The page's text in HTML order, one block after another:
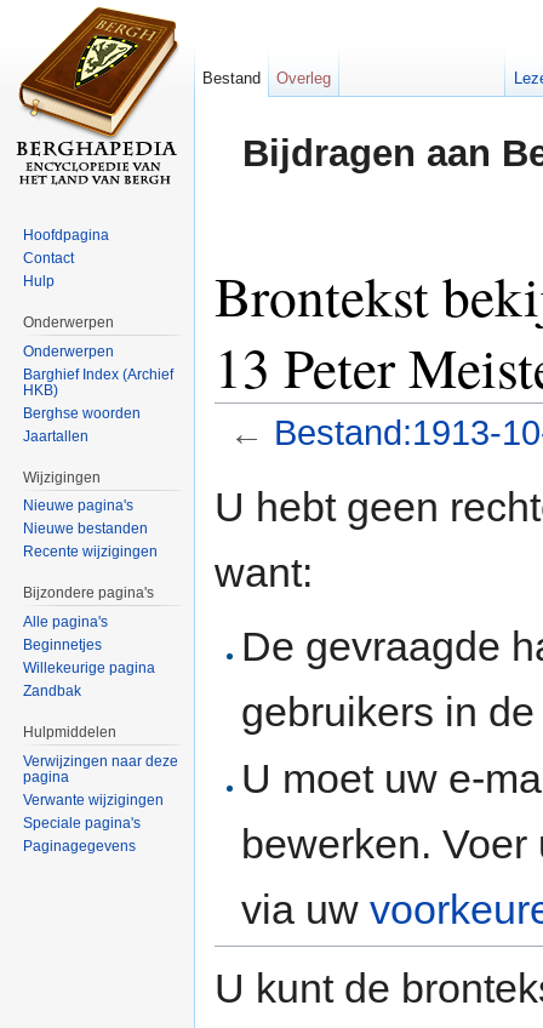
Bijdragen aan
Brontekst
13 Peter
← Bestand:1913-
U hebt geen
want:
De gevraagde
gebruikers in
U moet uw e-
bewerken.
via uw
U kunt de
Bestand Overleg
Hoofdpagina
Contact
Hulp
Onderwerpen
Onderwerpen
Barghief Index (Archief
HKB)
Berghse woorden
Jaartallen
Wijzigingen
Nieuwe pagina's
Nieuwe bestanden
Recente wijzigingen
Bijzondere pagina's
Alle pagina's
Beginnetjes
Willekeurige pagina
Zandbak
Hulpmiddelen
Verwijzingen naar deze
pagina
Verwante wijzigingen
Speciale pagina's
Paginagegevens